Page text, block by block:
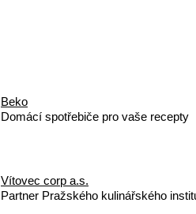
Beko
Domácí spotřebiče pro vaše recepty
Vítovec corp a.s.
Partner Pražského kulinářského